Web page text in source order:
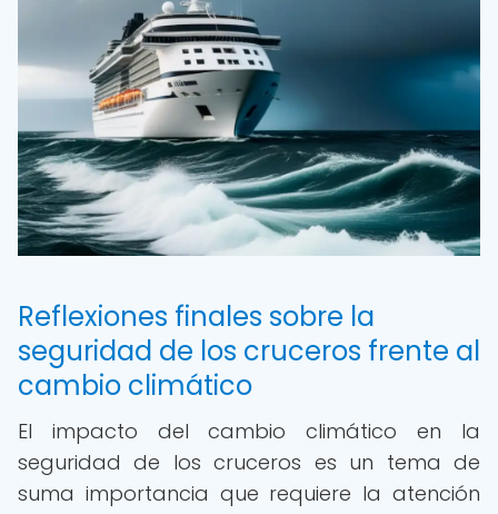
Reflexiones finales sobre la
seguridad de los cruceros frente al
cambio climático
El impacto del cambio climático en la
seguridad de los cruceros es un tema de
suma importancia que requiere la atención